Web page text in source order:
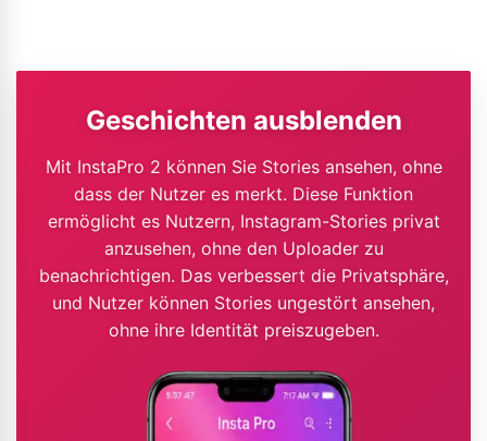
Geschichten ausblenden
Mit InstaPro 2 können Sie Stories ansehen, ohne
dass der Nutzer es merkt. Diese Funktion
ermöglicht es Nutzern, Instagram-Stories privat
anzusehen, ohne den Uploader zu
benachrichtigen. Das verbessert die Privatsphäre,
und Nutzer können Stories ungestört ansehen,
ohne ihre Identität preiszugeben.